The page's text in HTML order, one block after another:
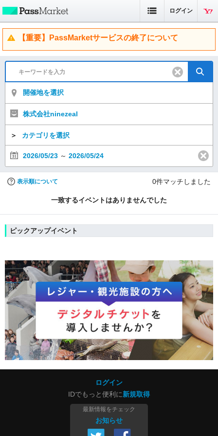
ログイン
【重要】PassMarketサービスの終了について
開催地を選択
株式会社ninezeal
＞ カテゴリを選択
2026/05/23 ～ 2026/05/24
表示順について 0件マッチしました
一致するイベントはありませんでした
ピックアップイベント
ログイン
IDでもっと便利に新規取得
最新情報をチェック
お知らせ